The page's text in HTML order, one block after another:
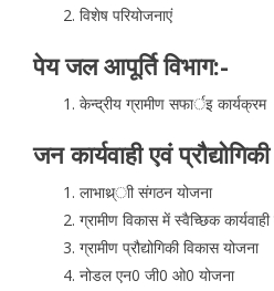
विशेष परियोजनाएं
पेय जल आपूर्ति विभाग:-
केन्द्रीय ग्रामीण सफार्इ कार्यक्रम
जन कार्यवाही एवं
लाभाथ्र्ाी संगठन योजना
ग्रामीण विकास में स्वैच्छिक
ग्रामीण प्रौद्योगिकी विकास योजना
नोडल एन0 जी0 ओ0 योजना